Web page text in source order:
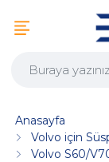
Anasayfa
Volvo için
Volvo S60/